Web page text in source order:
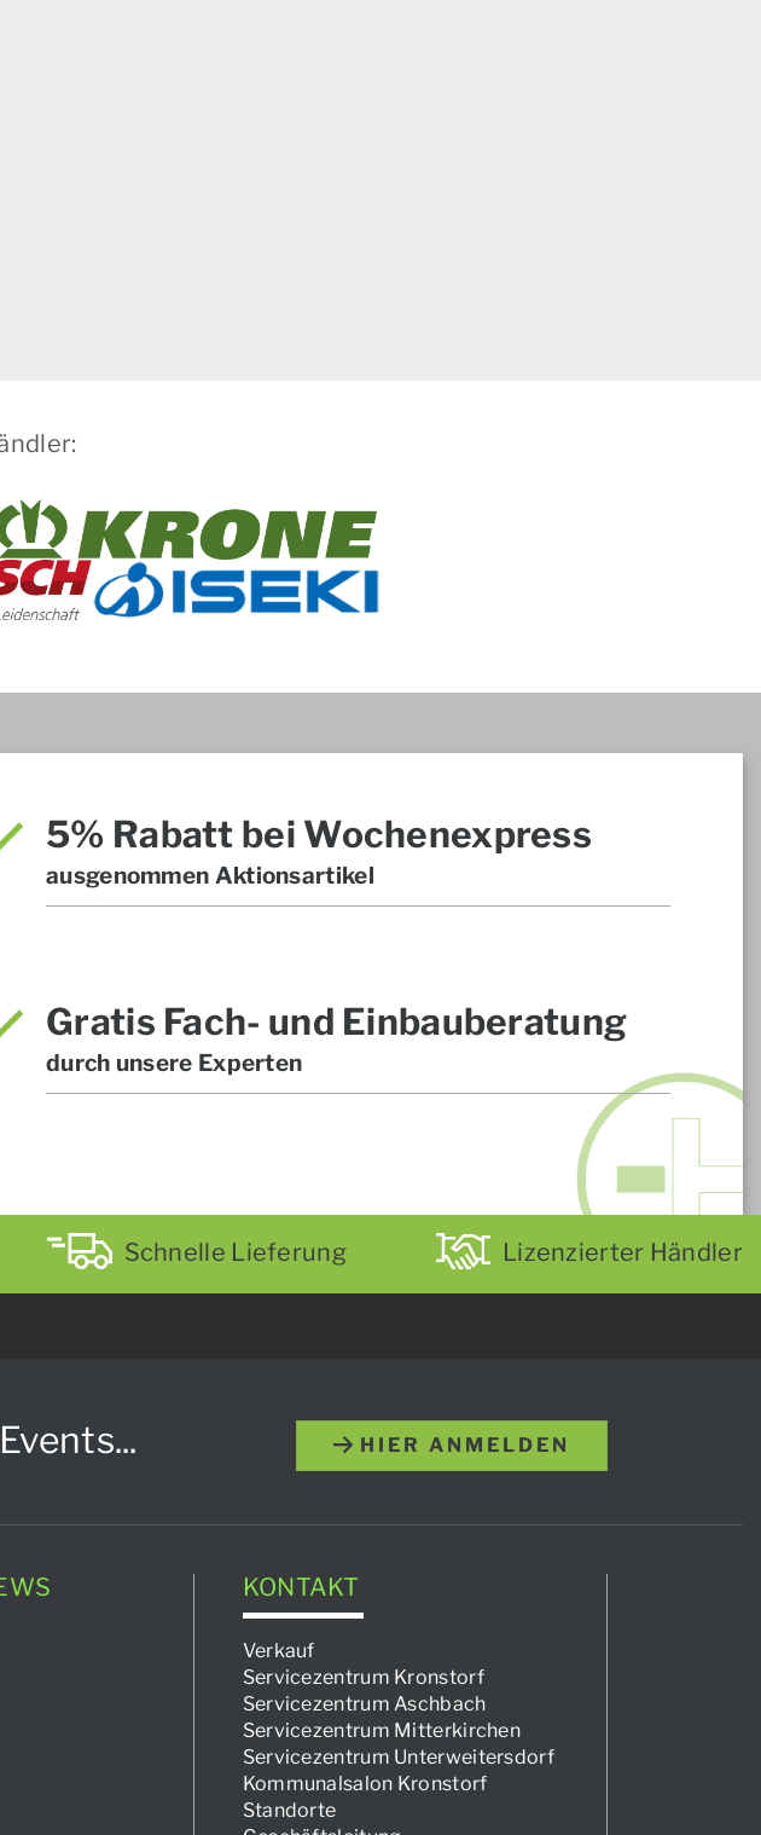
5% Rabatt bei Wochenexpress
ausgenommen Aktionsartikel
Gratis Fach- und Einbauberatung
durch unsere Experten
Schnelle Lieferung Lizenzierter Händler
HIER ANMELDEN
KONTAKT
Verkauf
Servicezentrum Kronstorf
Servicezentrum Aschbach
Servicezentrum Mitterkirchen
Servicezentrum Unterweitersdorf
Kommunalsalon Kronstorf
Standorte